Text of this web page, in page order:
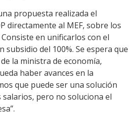
propuesta realizada el
directamente al MEF, sobre los
en unificarlos con el
del 100%. Se espera que
la ministra de economía,
haber avances en la
que puede ser una solución
pero no soluciona el